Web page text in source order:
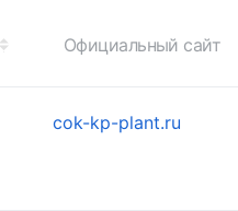
Официальный сайт
cok-kp-plant.ru